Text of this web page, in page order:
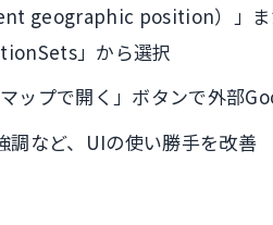
geographic position）」ま
」から選択
ップで開く」ボタンで外部
調など、UIの使い勝手を改善